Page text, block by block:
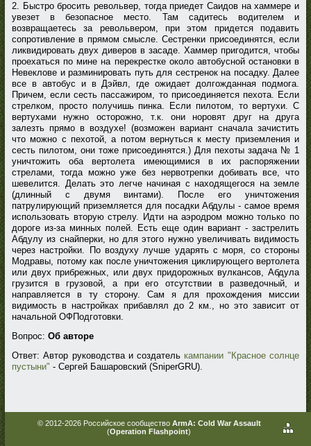
2. Быстро бросить револьвер, тогда приедет Саидов на хаммере и
увезет в безопасное место. Там садитесь водителем и
возвращаетесь за револьвером, при этом придется подавить
сопротивление в прямом смысле. Сестренки присоединятся, если
ликвидировать двух диверов в засаде. Хаммер пригодится, чтобы
проехаться по мине на перекрестке около автобусной остановки в
Невеклове и разминировать путь для сестренок на посадку. Далее
все в автобус и в Дэйвл, где ожидает долгожданная подмога.
Причем, если сесть пассажиром, то присоединяется пехота. Если
стрелком, просто получишь пинка. Если пилотом, то вертухи. С
вертухами нужно осторожно, т.к. они норовят друг на друга
залезть прямо в воздухе! (возможен вариант сначала зачистить
что можно с пехотой, а потом вернуться к месту приземления и
сесть пилотом, они тоже присоединятся.) Для пехоты задача № 1
уничтожить оба вертолета имеющимися в их распоряжении
стрелами, тогда можно уже без нервотрепки добивать все, что
шевелится. Делать это легче начиная с находящегося на земле
(длинный с двумя винтами). После его уничтожения
патрулирующий приземляется для посадки Абдулы - самое время
использовать вторую стрелу. Идти на аэродром можно только по
дороге из-за минных полей. Есть еще один вариант - застрелить
Абдулу из снайперки, но для этого нужно увеличивать видимость
через настройки. По воздуху лучше ударять с моря, со стороны
Модравы, потому как после уничтожения циклирующего вертолета
или двух прибрежных, или двух придорожных вулкансов, Абдула
грузится в грузовой, а при его отсутствии в разведочный, и
направляется в ту сторону. Сам я для прохождения миссии
видимость в настройках прибавлял до 2 км., но это зависит от
начальной ОФПодготовки.
Вопрос: Об авторе
Ответ: Автор руководства и создателькампании "Красное солнце
пустыни" - Сергей Башаровский (SniperGRU).
© 2012-2026 Российское сообщество ArmA: Cold War Assault
(Operation Flashpoint)